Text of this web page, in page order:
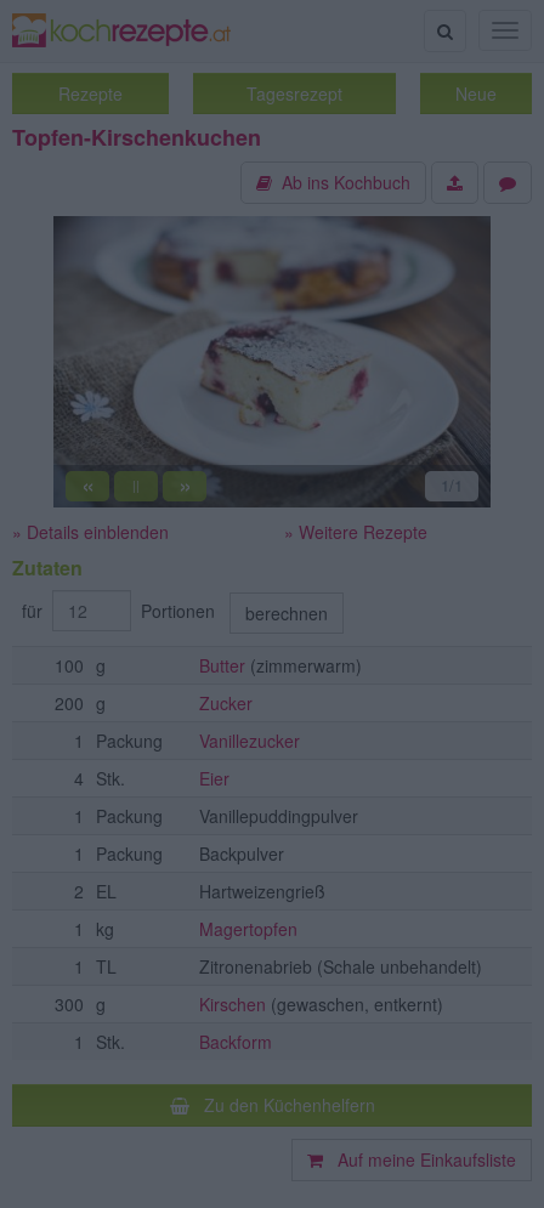
Suche
Rezepte Tagesrezept Neue
Topfen-Kirschenkuchen
Ab ins Kochbuch
« || » 1 /1
» Details einblenden » Weitere Rezepte
Zutaten
für Portionen berechnen
100 g Butter (zimmerwarm)
200 g
Zucker
1
Packung
Vanillezucker
4 Stk.
Eier
1
Packung
Vanillepuddingpulver
1
Packung
Backpulver
2 EL
Hartweizengrieß
1
kg
Magertopfen
1
TL Zitronenabrieb (Schale unbehandelt)
300 g Kirschen (gewaschen, entkernt)
1
Stk. Backform
Zu den Küchenhelfern
Auf meine Einkaufsliste